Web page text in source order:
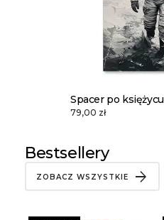
Spacer po księżycu
79,00 zł
Bestsellery
ZOBACZ WSZYSTKIE